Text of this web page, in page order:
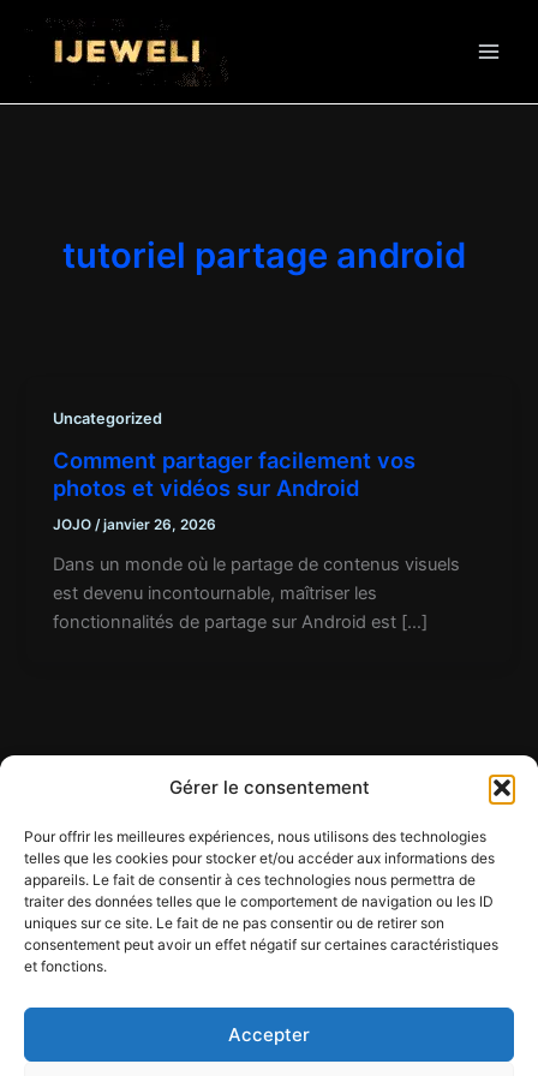
Gérer le consentement
Pour offrir les meilleures expériences, nous utilisons des technologies
telles que les cookies pour stocker et/ou accéder aux informations des
appareils. Le fait de consentir à ces technologies nous permettra de
traiter des données telles que le comportement de navigation ou les ID
uniques sur ce site. Le fait de ne pas consentir ou de retirer son
consentement peut avoir un effet négatif sur certaines caractéristiques
et fonctions.
Accepter
contenu
tutoriel partage android
Uncategorized
Comment partager facilement vos
photos et vidéos sur Android
JOJO /janvier 26, 2026
Dans un monde où le partage de contenus visuels
est devenu incontournable, maîtriser les
fonctionnalités de partage sur Android est […]
Contact
Mentions légales
Conditions générales d'utilisation
Conditions générales de vente